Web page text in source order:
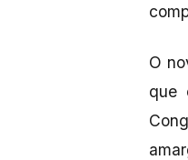
O
que